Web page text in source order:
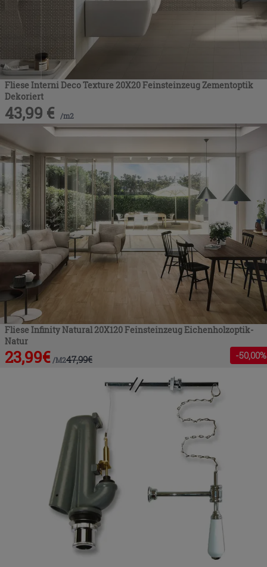
Fliese Interni Deco Texture 20X20 Feinsteinzeug Zementoptik
Dekoriert
43,99 € /m2
Fliese Infinity Natural 20X120 Feinsteinzeug Eichenholzoptik-
Natur
23,99€ /M247,99€ -50,00%